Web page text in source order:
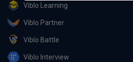
Viblo Learning
Viblo Partner
Viblo Battle
Viblo Interview